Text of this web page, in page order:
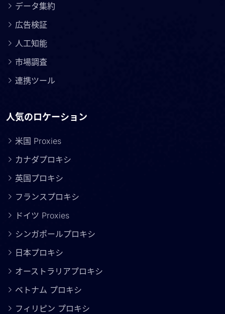
データ集約
広告検証
人工知能
市場調査
連携ツール
人気のロケーション
米国 Proxies
カナダプロキシ
英国プロキシ
フランスプロキシ
ドイツ Proxies
シンガポールプロキシ
日本プロキシ
オーストラリアプロキシ
ベトナム プロキシ
フィリピン プロキシ